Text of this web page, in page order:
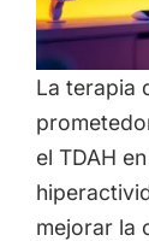
La terapia
el TDAH
mejorar la